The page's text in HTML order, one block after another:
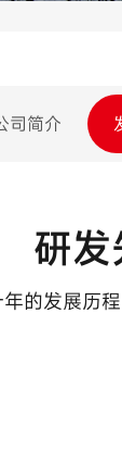
司简介
研
的发展历